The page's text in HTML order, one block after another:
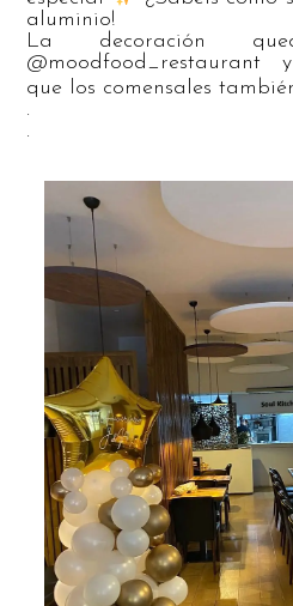
aluminio!
La decoración
@moodfood_restaurant
que los comensales
.
.